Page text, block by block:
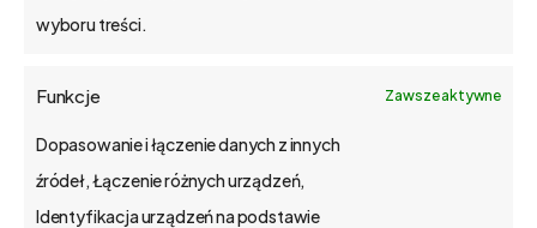
wyboru treści.
Funkcje Zawsze aktywne
Dopasowanie i łączenie danych z innych
źródeł, Łączenie różnych urządzeń,
Identyfikacja urządzeń na podstawie
Jak wdrażamy
API